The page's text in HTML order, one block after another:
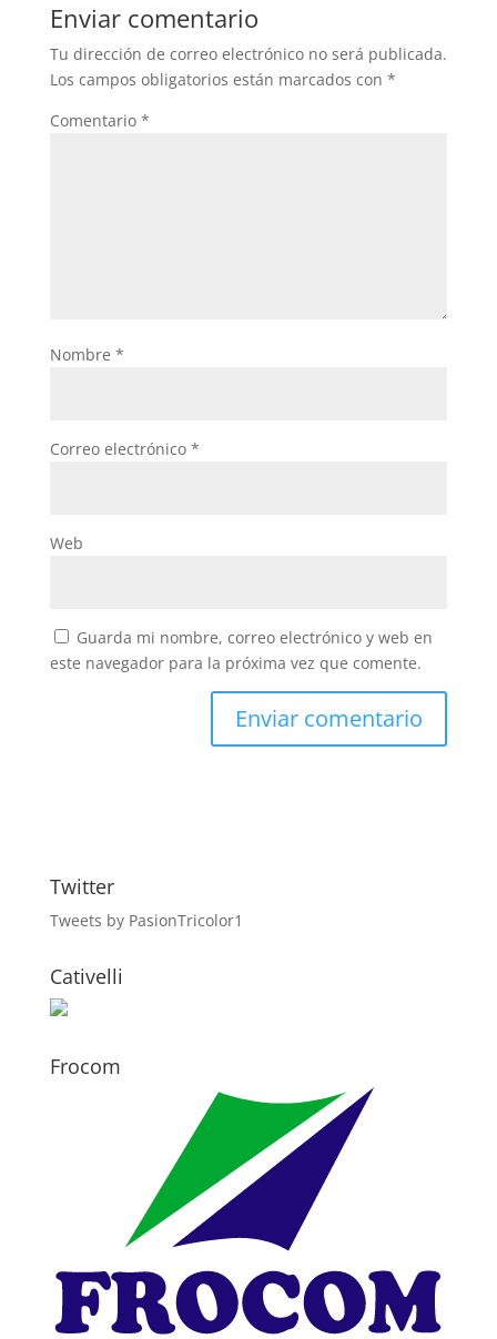
Enviar comentario
Tu dirección de correo electrónico no será publicada.
Los campos obligatorios están marcados con *
Comentario *
Nombre *
Correo electrónico *
Web
Guarda mi nombre, correo electrónico y web en
este navegador para la próxima vez que comente.
Twitter
Tweets by PasionTricolor1
Cativelli
Frocom